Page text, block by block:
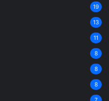
19
13
11
8
8
8